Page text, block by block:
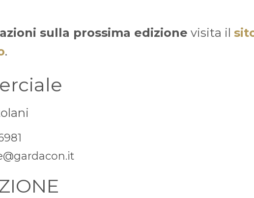
sulla prossima edizione visita il
.